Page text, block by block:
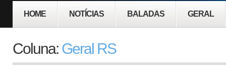
HOME NOTÍCIAS BALADAS GERAL
Coluna: Geral RS